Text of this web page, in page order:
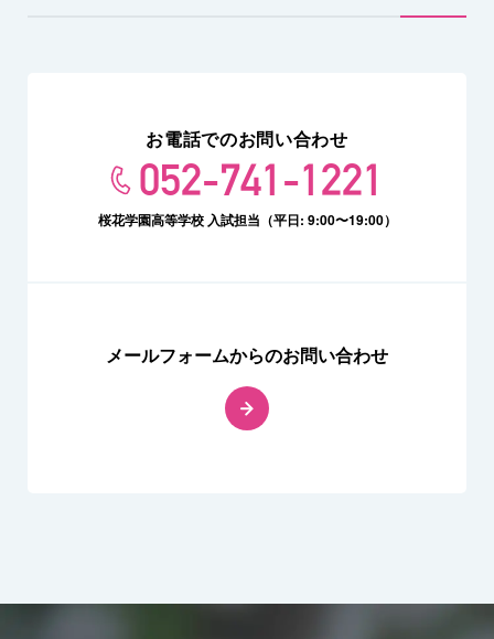
お電話でのお問い合わせ
052-741-1221
桜花学園高等学校 入試担当（平日: 9:00〜19:00）
メールフォームからのお問い合わせ